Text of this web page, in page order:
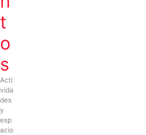
t
o
s
Acti
vida
des
y
esp
acio